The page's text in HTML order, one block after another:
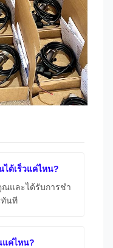
ด้เร็วแค่ไหน?
ณและได้รับการชํา
ทันที
แค่ไหน?